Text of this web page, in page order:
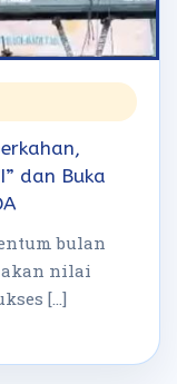
dan Buka
bulan
akan nilai
[…]